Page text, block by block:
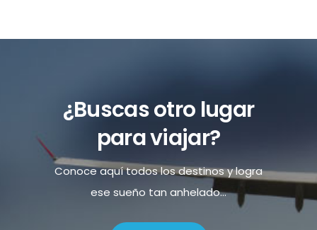
¿Buscas otro lugar
para viajar?
Conoce aquí todos los destinos y logra
ese sueño tan anhelado...